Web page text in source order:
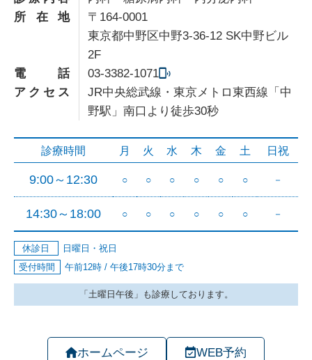
所在地
〒164-0001
東京都中野区中野3-36-12 SK中野ビル
2F
電話
03-3382-1071
アクセス
JR中央総武線・東京メトロ東西線「中
野駅」南口より徒歩30秒
ホームページ WEB予約